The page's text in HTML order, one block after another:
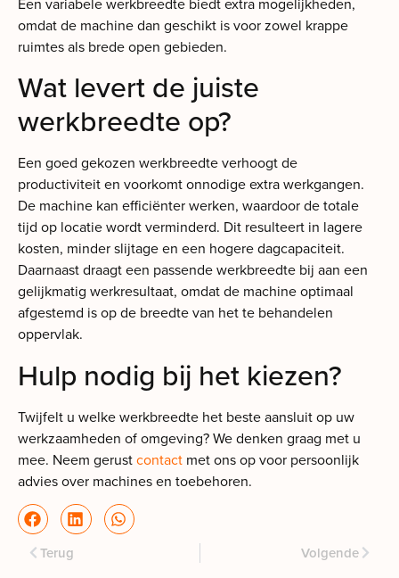
omdat de machine dan geschikt is voor zowel krappe
ruimtes als brede open gebieden.
Wat levert de juiste
werkbreedte op?
Een goed gekozen werkbreedte verhoogt de
productiviteit en voorkomt onnodige extra werkgangen.
De machine kan efficiënter werken, waardoor de totale
tijd op locatie wordt verminderd. Dit resulteert in lagere
kosten, minder slijtage en een hogere dagcapaciteit.
Daarnaast draagt een passende werkbreedte bij aan een
gelijkmatig werkresultaat, omdat de machine optimaal
afgestemd is op de breedte van het te behandelen
oppervlak.
Hulp nodig bij het kiezen?
Twijfelt u welke werkbreedte het beste aansluit op uw
werkzaamheden of omgeving? We denken graag met u
mee. Neem gerustcontact met ons op voor persoonlijk
advies over machines en toebehoren.
Terug Volgende